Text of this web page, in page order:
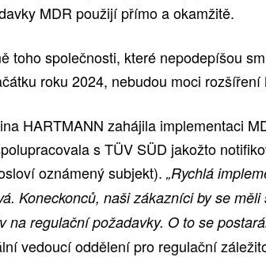
MDR použijí přímo a okamžitě.
toho společnosti, které nepodepíšou
roku 2024, nebudou moci rozšíření
HARTMANN zahájila implementaci
s TÜV SÜD jakožto
oznámený subjekt). „Rychlá
Koneckonců, naši zákazníci by se
na regulační požadavky. O to se
vedoucí oddělení pro regulační